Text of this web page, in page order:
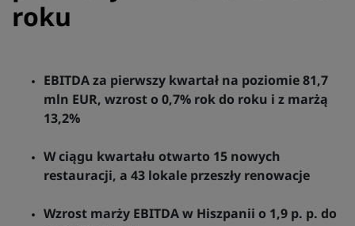
roku
EBITDA za pierwszy kwartał na poziomie 81,7
mln EUR, wzrost o 0,7% rok do roku i z marżą
13,2%
W ciągu kwartału otwarto 15 nowych
restauracji, a 43 lokale przeszły renowacje
Wzrost marży EBITDA w Hiszpanii o 1,9 p. p. do